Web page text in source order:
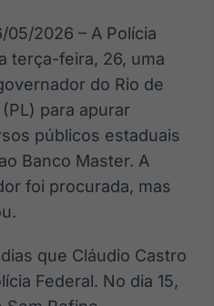
energia elétrica
no Brasil
Broadcast
White Label
Plataforma para
personalizados
Broadcast
OTC
Plataforma para
05/2026 – A Polícia
terça-feira, 26, uma
do Rio de
para apurar
públicos estaduais
Banco Master. A
foi procurada, mas
que Cláudio Castro
Federal. No dia 15,